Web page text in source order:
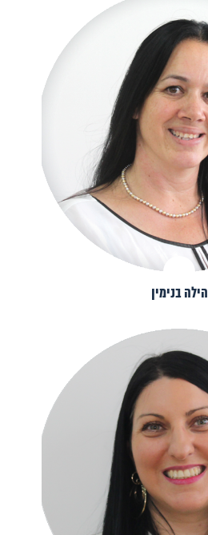
הילה בנימין